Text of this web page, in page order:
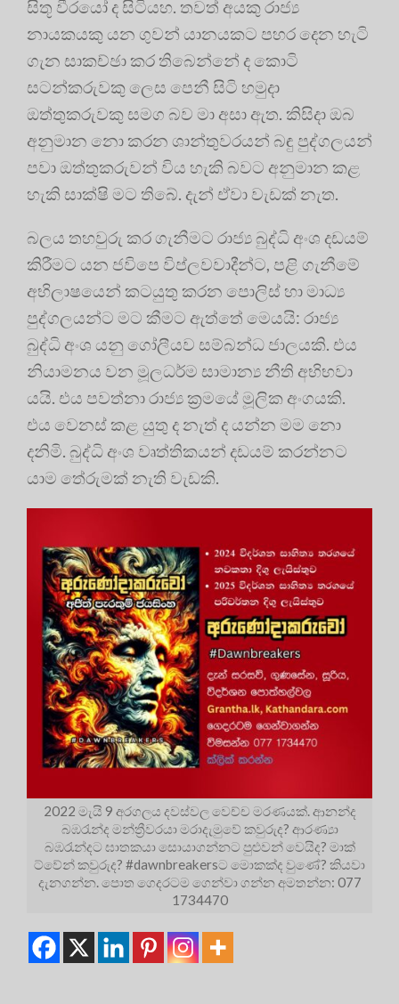
සිතූ වීරයෝ ද සිටියහ. තවත් අයකු රාජ්‍ය
නායකයකු යන ගුවන් යානයකට පහර දෙන හැටි
ගැන සාකච්ඡා කර තිබෙන්නේ ද කොටි
සටන්කරුවකු ලෙස පෙනී සිටි හමුදා
ඔත්තුකරුවකු සමග බව මා අසා ඇත. කිසිදා ඔබ
අනුමාන නො කරන ශාන්තුවරයන් බඳු පුද්ගලයන්
පවා ඔත්තුකරුවන් විය හැකි බවට අනුමාන කළ
හැකි සාක්ෂි මට තිබේ. දැන් ඒවා වැඩක් නැත.
බලය තහවුරු කර ගැනීමට රාජ්‍ය බුද්ධි අංශ දඩයම්
කිරීමට යන ජවිපෙ විප්ලවවාදීන්ට, පළි ගැනීමේ
අභිලාෂයෙන් කටයුතු කරන පොලිස් හා මාධ්‍ය
පුද්ගලයන්ට මට කීමට ඇත්තේ මෙයයි: රාජ්‍ය
බුද්ධි අංශ යනු ගෝලීයව සම්බන්ධ ජාලයකි. එය
නියාමනය වන මූලධර්ම සාමාන්‍ය නීති අභිභවා
යයි. එය පවත්නා රාජ්‍ය ක්‍රමයේ මූලික අංගයකි.
එය වෙනස් කළ යුතු ද නැත් ද යන්න මම නො
දනිමි. බුද්ධි අංශ වෘත්තිකයන් දඩයම් කරන්නට
යාම තේරුමක් නැති වැඩකි.
2022 මැයි 9 අරගලය දවස්වල වෙච්ච මරණයක්. ආනන්ද
බඹරැන්ද මන්ත්‍රීවරයා මරාදැමුවේ කවුරුද? ආරණ්‍යා
බඹරැන්දට ඝාතකයා සොයාගන්නට පුළුවන් වෙයිද? මාක්
ට්වේන් කවුරුද? #dawnbreakersට මොකක්ද වුණේ? කියවා
දැනගන්න. පොත ගෙදරටම ගෙන්වා ගන්න අමතන්න: 077
1734470